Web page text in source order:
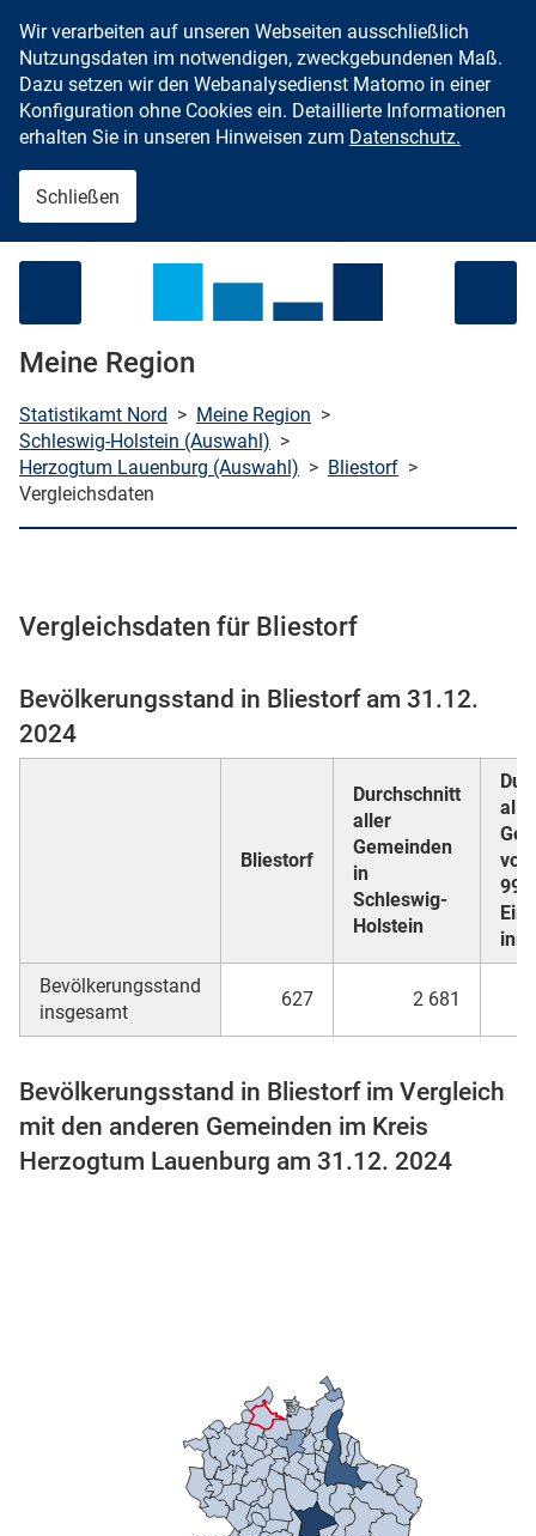
Zum Inhalt springen
starten
Wir verarbeiten auf unseren Webseiten ausschließlich
Nutzungsdaten im notwendigen, zweckgebundenen Maß.
Dazu setzen wir den Webanalysedienst Matomo in einer
Konfiguration ohne Cookies ein. Detaillierte Informationen
erhalten Sie in unseren Hinweisen zum Datenschutz.
Schließen
Meine Region
Statistikamt Nord > Meine Region >
Schleswig-Holstein (Auswahl) >
Herzogtum Lauenburg (Auswahl) > Bliestorf >
Vergleichsdaten
Vergleichsdaten für Bliestorf
Bevölkerungsstand in Bliestorf am 31.12.
2024
Bliestorf
Durchschnitt
aller
Gemeinden
in
Schleswig-
Holstein
von
999
Bevölkerungsstand
insgesamt
627 2 681
Bevölkerungsstand in Bliestorf im Vergleich
mit den anderen Gemeinden im Kreis
Herzogtum Lauenburg am 31.12. 2024